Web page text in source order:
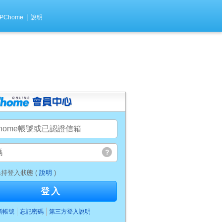
說明
登入狀態 ( 說明 )
登入
帳號 忘記密碼 第三方登入說明